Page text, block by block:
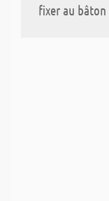
fixer au bâton